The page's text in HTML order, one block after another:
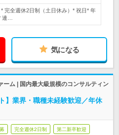
完全週休2日制（土日休み）* 祝日* 年
連…
気になる
ーム | 国内最大級規模のコンサルティン
】業界・職種未経験歓迎／年休
完全週休2日制 第二新卒歓迎